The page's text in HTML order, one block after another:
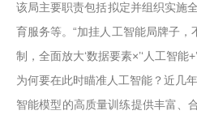
该局主要职责包括拟定并组织实施
育服务等。“加挂人工智能局牌子
制，全面放大‘数据要素×’‘人工智
为何要在此时瞄准人工智能？近几
智能模型的高质量训练提供丰富、